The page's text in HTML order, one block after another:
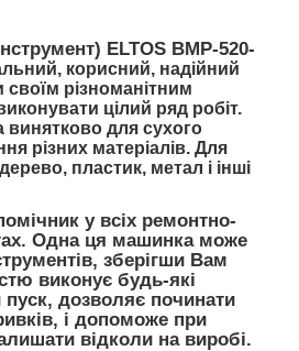
ELTOS ВМР-520-
корисний, надійний
своїм різноманітним
цілий ряд робіт.
для сухого
різних матеріалів. Для
пластик, метал і інші
у всіх ремонтно-
Одна ця машинка може
зберігши Вам
виконує будь-які
дозволяє починати
і допоможе при
відколи на виробі.